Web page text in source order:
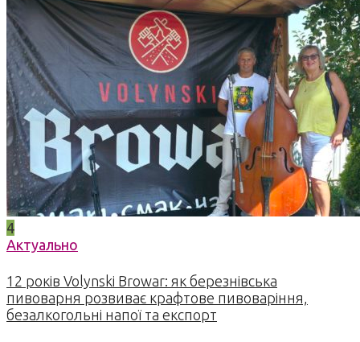
4
Актуально
12 років Volynski Browar: як березнівська
пивоварня розвиває крафтове пивоваріння,
безалкогольні напої та експорт